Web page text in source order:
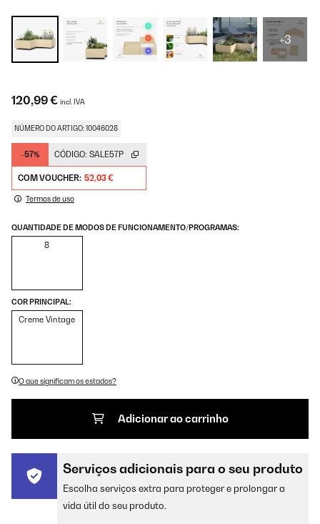
+3
120,99 € incl. IVA
NÚMERO DO ARTIGO: 10046028
-57% CÓDIGO: SALE57P
COM VOUCHER: 52,03 €
Termos de uso
QUANTIDADE DE MODOS DE FUNCIONAMENTO/PROGRAMAS:
8
COR PRINCIPAL:
Creme Vintage
O que significam os estados?
Adicionar ao carrinho
Serviços adicionais para o seu produto
Escolha serviços extra para proteger e prolongar a
vida útil do seu produto.